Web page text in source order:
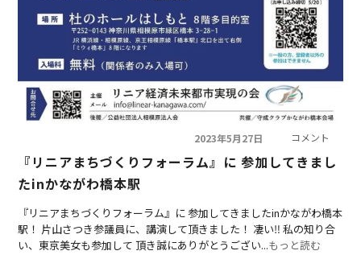
『リニアまちづくりフォーラム』に 参加してきまし
たinかながわ橋本駅
2023年5月27日 コメント
『リニアまちづくりフォーラム』に 参加してきましたinかながわ橋本
駅！ 片山さつき参議員に、講演して頂きました！ 凄い‼️ 私の知り合
い、東京美女も参加して 頂き誠にありがとうござい...もっと読む